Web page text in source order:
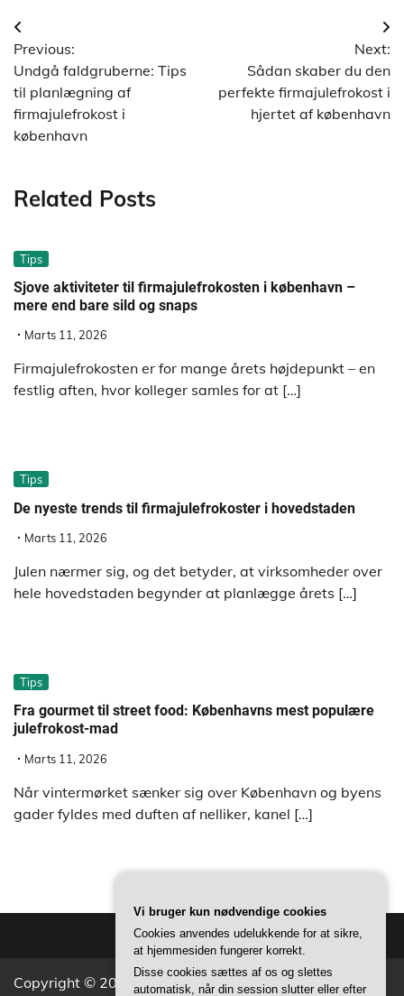
Indlægsnavigation
Previous:
Undgå faldgruberne: Tips
til planlægning af
firmajulefrokost i
københavn
Next:
Sådan skaber du den
perfekte firmajulefrokost i
hjertet af københavn
Related Posts
Tips
Sjove aktiviteter til firmajulefrokosten i københavn –
mere end bare sild og snaps
Marts 11, 2026
Firmajulefrokosten er for mange årets højdepunkt – en
festlig aften, hvor kolleger samles for at […]
Tips
De nyeste trends til firmajulefrokoster i hovedstaden
Marts 11, 2026
Julen nærmer sig, og det betyder, at virksomheder over
hele hovedstaden begynder at planlægge årets […]
Tips
Fra gourmet til street food: Københavns mest populære
julefrokost-mad
Marts 11, 2026
Når vintermørket sænker sig over København og byens
gader fyldes med duften af nelliker, kanel […]
Copyright © 2026Aktivitets NytTheme: Popular News
Vi bruger kun nødvendige cookies
Cookies anvendes udelukkende for at sikre,
at hjemmesiden fungerer korrekt.
Disse cookies sættes af os og slettes
automatisk, når din session slutter eller efter